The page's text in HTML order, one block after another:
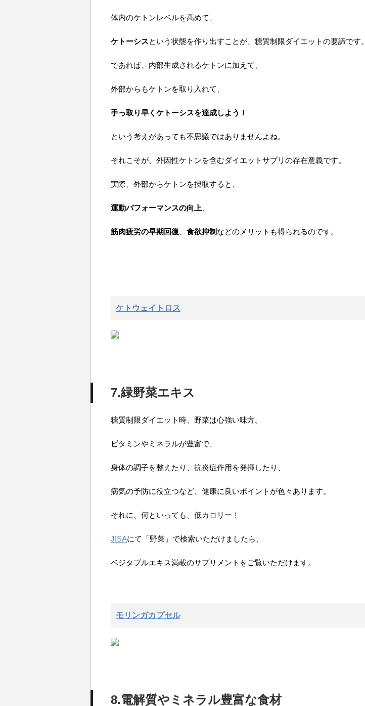
体内のケトンレベルを高めて、
ケトーシスという状態を作り出すことが、糖質制限ダイエットの要諦です。
であれば、内部生成されるケトンに加えて、
外部からもケトンを取り入れて、
手っ取り早くケトーシスを達成しよう！
という考えがあっても不思議ではありませんよね。
それこそが、外因性ケトンを含むダイエットサプリの存在意義です。
実際、外部からケトンを摂取すると、
運動パフォーマンスの向上
筋肉疲労の早期回復 食欲抑制 などのメリットも得られるのです。
ケトウェイトロス
7.緑野菜エキス
糖質制限ダイエット時、野菜は心強い味方。
ビタミンやミネラルが豊富で、
身体の調子を整えたり、抗炎症作用を発揮したり、
病気の予防に役立つなど、健康に良いポイントが色々あります。
それに、何といっても、低カロリー！
JISAにて「野菜」で検索いただけましたら、
ベジタブルエキス満載のサプリメントをご覧いただけます。
モリンガカプセル
8.電解質やミネラル豊富な食材